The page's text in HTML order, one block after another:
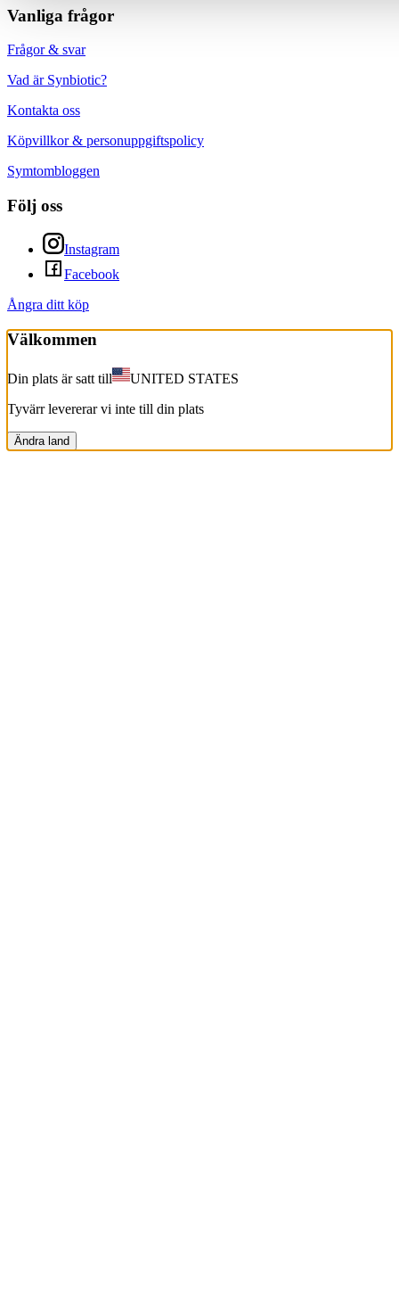
Vanliga frågor
Frågor & svar
Vad är Synbiotic?
Kontakta oss
Köpvillkor & personuppgiftspolicy
Symtombloggen
Följ oss
Instagram
Facebook
Ångra ditt köp
Välkommen
Din plats är satt till
UNITED STATES
Tyvärr levererar vi inte till din plats
Ändra land